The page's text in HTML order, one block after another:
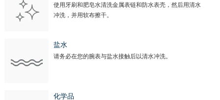
使用牙刷和肥皂水清洗金属表链和防水表壳，然后用清水
冲洗，并用软布擦干。
盐水
请务必在您的腕表与盐水接触后以清水冲洗。
化学品